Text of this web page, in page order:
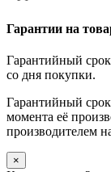
Гарантии на
Гарантийный срок
со дня покупки.
Гарантийный
момента её
производителем
×